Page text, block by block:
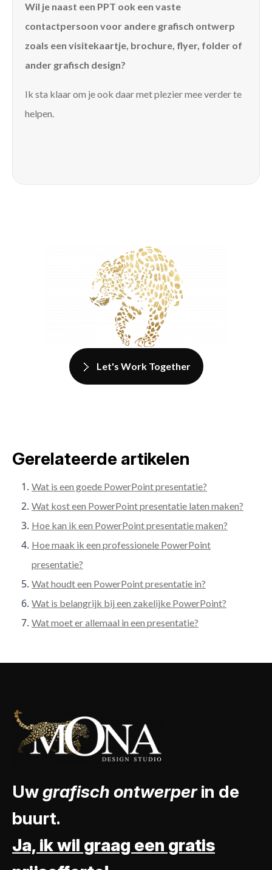
Wil je naast een PPT ook een vaste
contactpersoon voor andere grafisch ontwerp
zoals een visitekaartje, brochure, flyer, folder of
ander grafisch design?
Ik sta klaar om je ook daar met plezier mee verder te
helpen.
Let's Work Together
Gerelateerde artikelen
Wat is een goede PowerPoint presentatie?
Wat kost een PowerPoint presentatie laten maken?
Hoe kan ik een PowerPoint presentatie maken?
Hoe maak ik een professionele PowerPoint
presentatie?
Wat houdt een PowerPoint presentatie in?
Wat is belangrijk bij een zakelijke PowerPoint?
Wat moet er allemaal in een presentatie?
Uwgrafisch ontwerperin de
buurt.
Ja, ik wil graag een gratis